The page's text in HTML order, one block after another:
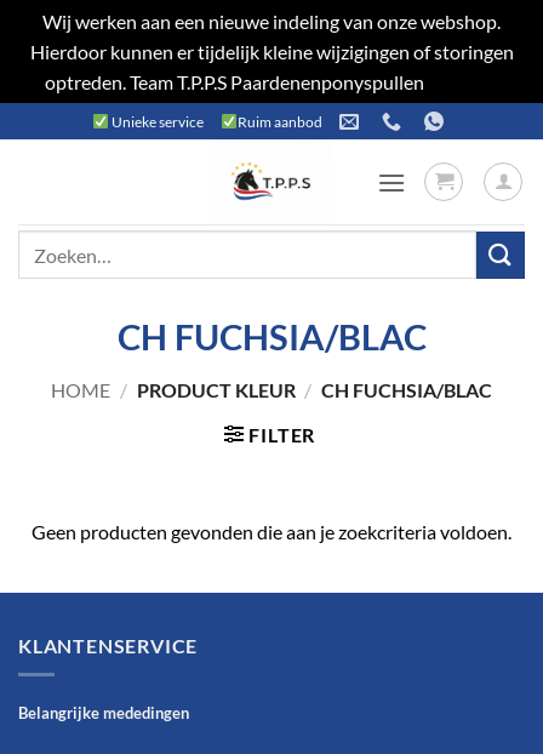
Wij werken aan een nieuwe indeling van onze webshop.
Hierdoor kunnen er tijdelijk kleine wijzigingen of storingen
optreden. Team T.P.P.S Paardenenponyspullen
naar
Unieke service Ruim aanbod
CH FUCHSIA/BLAC
HOME / PRODUCT KLEUR / CH FUCHSIA/BLAC
FILTER
Geen producten gevonden die aan je zoekcriteria voldoen.
KLANTENSERVICE
Belangrijke mededingen